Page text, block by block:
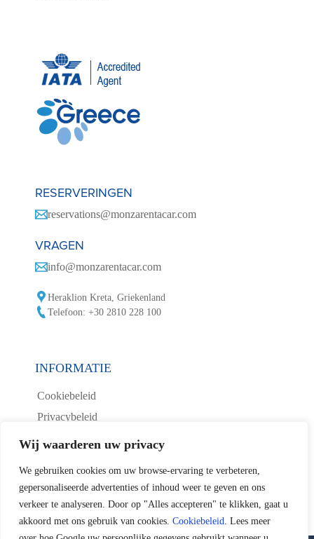
Wij waarderen uw privacy
We gebruiken cookies om uw browse-ervaring te verbeteren,
gepersonaliseerde advertenties of inhoud weer te geven en ons
verkeer te analyseren. Door op "Alles accepteren" te klikken, gaat u
akkoord met ons gebruik van cookies. Cookiebeleid. Lees meer
RESERVERINGEN
reservations@monzarentacar.com
VRAGEN
info@monzarentacar.com
Heraklion Kreta, Griekenland
Telefoon: +30 2810 228 100
INFORMATIE
Cookiebeleid
Privacybeleid
Voorwaarden Autoverhuur
Contact met ons opnemen